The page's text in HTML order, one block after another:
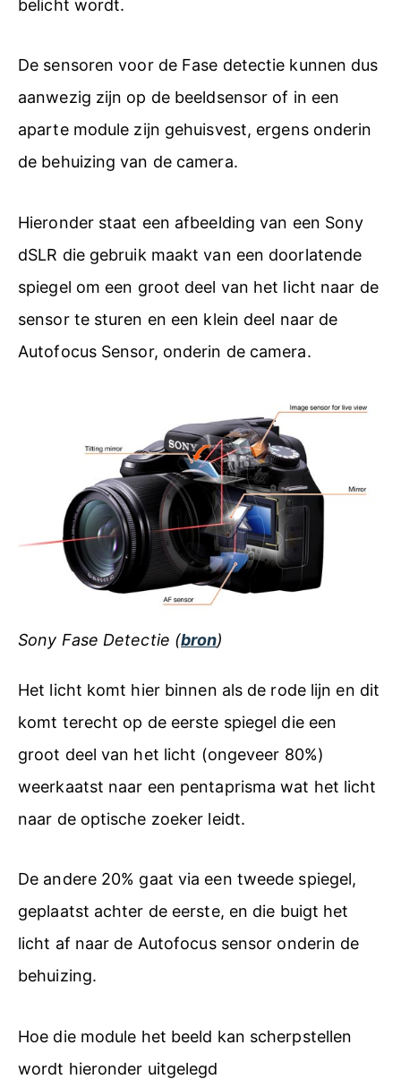
belicht wordt.
De sensoren voor de Fase detectie kunnen dus
aanwezig zijn op de beeldsensor of in een
aparte module zijn gehuisvest, ergens onderin
de behuizing van de camera.
Hieronder staat een afbeelding van een Sony
dSLR die gebruik maakt van een doorlatende
spiegel om een groot deel van het licht naar de
sensor te sturen en een klein deel naar de
Autofocus Sensor, onderin de camera.
Sony Fase Detectie (bron)
Het licht komt hier binnen als de rode lijn en dit
komt terecht op de eerste spiegel die een
groot deel van het licht (ongeveer 80%)
weerkaatst naar een pentaprisma wat het licht
naar de optische zoeker leidt.
De andere 20% gaat via een tweede spiegel,
geplaatst achter de eerste, en die buigt het
licht af naar de Autofocus sensor onderin de
behuizing.
Hoe die module het beeld kan scherpstellen
wordt hieronder uitgelegd